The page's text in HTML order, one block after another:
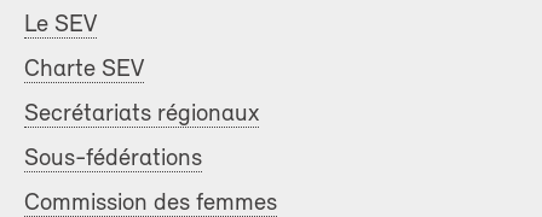
Le SEV
Charte SEV
Secrétariats régionaux
Sous-fédérations
Commission des femmes